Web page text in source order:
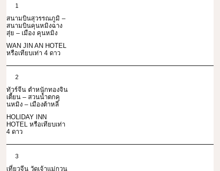
1
สนามบินสุวรรณภูมิ –
สนามบินคุนหมิงฉาง
สุ่ย – เมือง คุนหมิง
WAN JIN AN HOTEL
หรือเทียบเท่า 4 ดาว
2
ทัวร์จีน ตำหนักทองจิน
เตี้ยน – สวนน้ำตกคุ
นหมิง – เมืองต้าหลี่
HOLIDAY INN
HOTEL หรือเทียบเท่า
4 ดาว
3
เที่ยวจีน วัดเจ้าแม่กวน